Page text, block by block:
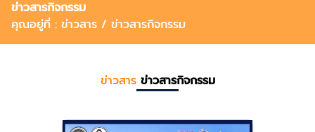
ข่าวสารกิจกรรม
คุณอยู่ที่ : ข่าวสาร / ข่าวสารกิจกรรม
ข่าวสารข่าวสารกิจกรรม